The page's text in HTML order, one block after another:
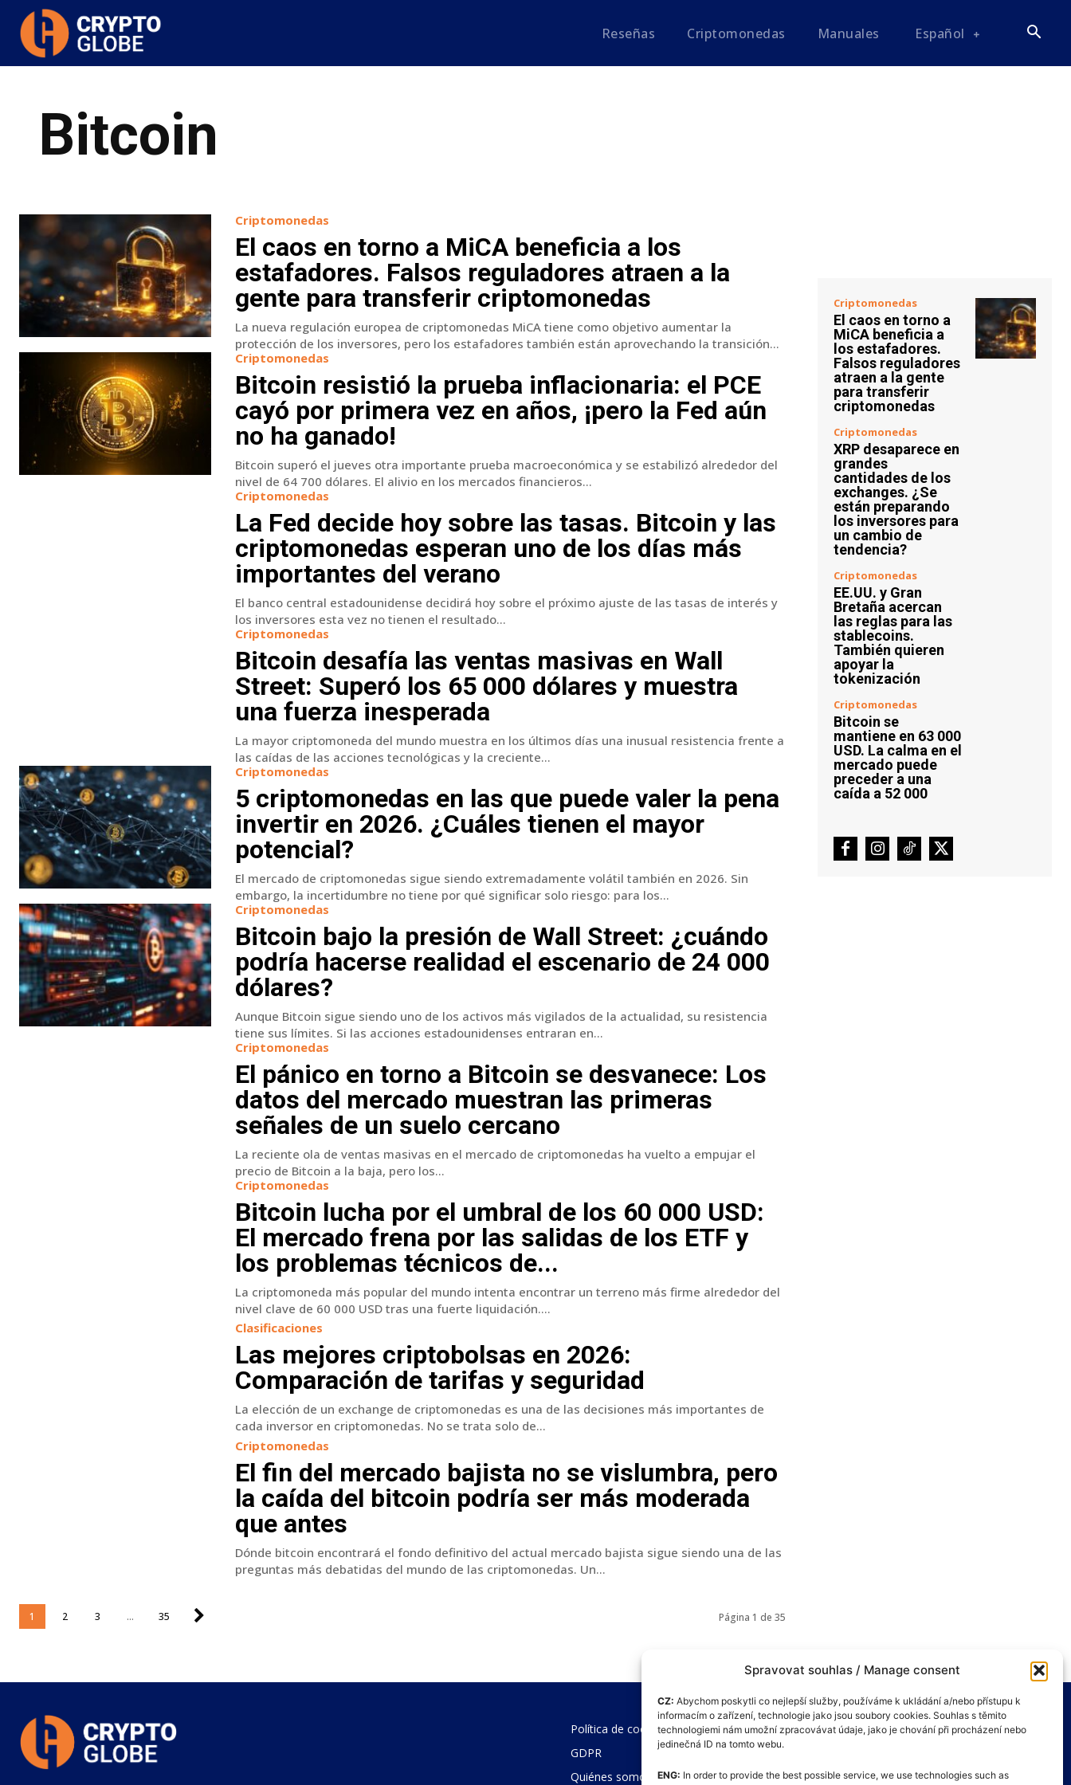
Spravovat souhlas / Manage consent
CZ: Abychom poskytli co nejlepší služby, používáme k ukládání a/nebo přístupu k
informacím o zařízení, technologie jako jsou soubory cookies. Souhlas s těmito
technologiemi nám umožní zpracovávat údaje, jako je chování při procházení nebo
jedinečná ID na tomto webu.
ENG: In order to provide the best possible service, we use technologies such as
Reseñas Criptomonedas Manuales Español
Bitcoin
Criptomonedas
El caos en torno a MiCA beneficia a los
estafadores. Falsos reguladores atraen a la
gente para transferir criptomonedas
La nueva regulación europea de criptomonedas MiCA tiene como objetivo aumentar la
protección de los inversores, pero los estafadores también están aprovechando la transición...
Criptomonedas
Bitcoin resistió la prueba inflacionaria: el PCE
cayó por primera vez en años, ¡pero la Fed aún
no ha ganado!
Bitcoin superó el jueves otra importante prueba macroeconómica y se estabilizó alrededor del
nivel de 64 700 dólares. El alivio en los mercados financieros...
Criptomonedas
La Fed decide hoy sobre las tasas. Bitcoin y las
criptomonedas esperan uno de los días más
importantes del verano
El banco central estadounidense decidirá hoy sobre el próximo ajuste de las tasas de interés y
los inversores esta vez no tienen el resultado...
Criptomonedas
Bitcoin desafía las ventas masivas en Wall
Street: Superó los 65 000 dólares y muestra
una fuerza inesperada
La mayor criptomoneda del mundo muestra en los últimos días una inusual resistencia frente a
las caídas de las acciones tecnológicas y la creciente...
Criptomonedas
5 criptomonedas en las que puede valer la pena
invertir en 2026. ¿Cuáles tienen el mayor
potencial?
El mercado de criptomonedas sigue siendo extremadamente volátil también en 2026. Sin
embargo, la incertidumbre no tiene por qué significar solo riesgo: para los...
Criptomonedas
Bitcoin bajo la presión de Wall Street: ¿cuándo
podría hacerse realidad el escenario de 24 000
dólares?
Aunque Bitcoin sigue siendo uno de los activos más vigilados de la actualidad, su resistencia
tiene sus límites. Si las acciones estadounidenses entraran en...
Criptomonedas
El pánico en torno a Bitcoin se desvanece: Los
datos del mercado muestran las primeras
señales de un suelo cercano
La reciente ola de ventas masivas en el mercado de criptomonedas ha vuelto a empujar el
precio de Bitcoin a la baja, pero los...
Criptomonedas
Bitcoin lucha por el umbral de los 60 000 USD:
El mercado frena por las salidas de los ETF y
los problemas técnicos de...
La criptomoneda más popular del mundo intenta encontrar un terreno más firme alrededor del
nivel clave de 60 000 USD tras una fuerte liquidación....
Clasificaciones
Las mejores criptobolsas en 2026:
Comparación de tarifas y seguridad
La elección de un exchange de criptomonedas es una de las decisiones más importantes de
cada inversor en criptomonedas. No se trata solo de...
Criptomonedas
El fin del mercado bajista no se vislumbra, pero
la caída del bitcoin podría ser más moderada
que antes
Dónde bitcoin encontrará el fondo definitivo del actual mercado bajista sigue siendo una de las
preguntas más debatidas del mundo de las criptomonedas. Un...
1 2 3 ... 35 Página 1 de 35
Criptomonedas
El caos en torno a
MiCA beneficia a
los estafadores.
Falsos reguladores
atraen a la gente
para transferir
criptomonedas
Criptomonedas
XRP desaparece en
grandes
cantidades de los
exchanges. ¿Se
están preparando
los inversores para
un cambio de
tendencia?
Criptomonedas
EE.UU. y Gran
Bretaña acercan
las reglas para las
stablecoins.
También quieren
apoyar la
tokenización
Criptomonedas
Bitcoin se
mantiene en 63 000
USD. La calma en el
mercado puede
preceder a una
caída a 52 000
Política de cookies (UE)
GDPR
Quiénes somos